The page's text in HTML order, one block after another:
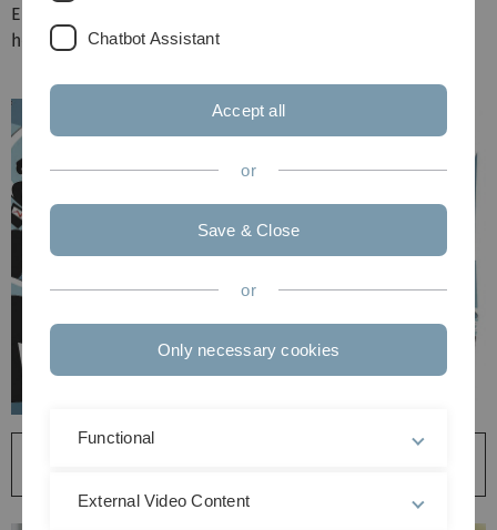
Entrepreneurs Campus oder die neue Transferstrategie
helfen beim Überblick und bei der richtigen Förderung.
Chatbot Assistant
Accept all
or
Save & Close
or
Only necessary cookies
Functional
External Video Content